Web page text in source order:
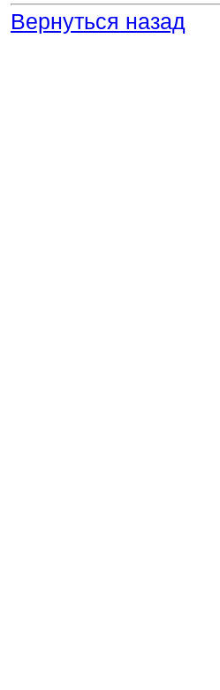
Вернуться назад